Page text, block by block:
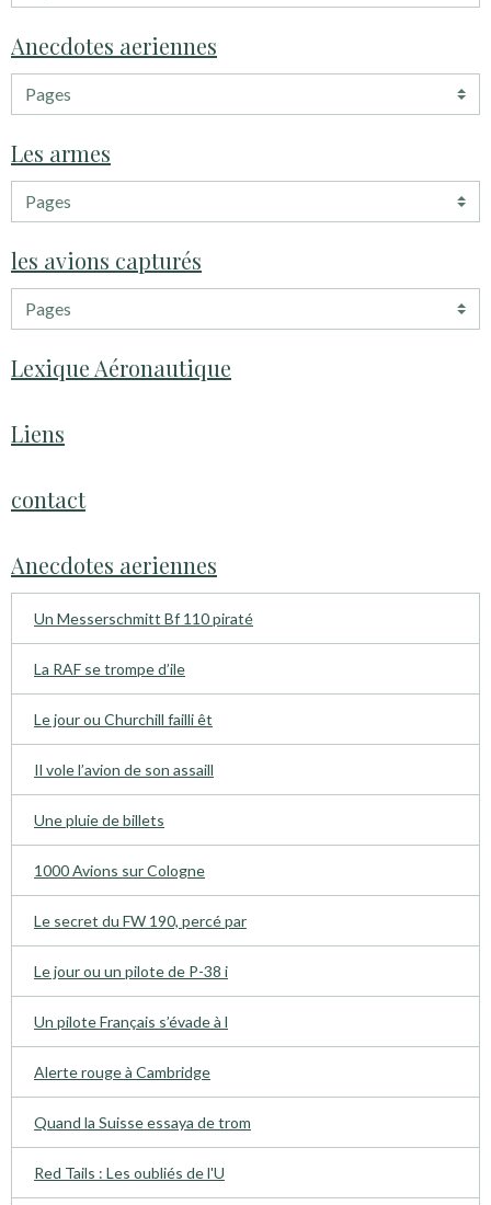
Anecdotes aeriennes
Les armes
les avions capturés
Lexique Aéronautique
Liens
contact
Anecdotes aeriennes
Un Messerschmitt Bf 110 piraté
La RAF se trompe d’ile
Le jour ou Churchill failli êt
Il vole l’avion de son assaill
Une pluie de billets
1000 Avions sur Cologne
Le secret du FW 190, percé par
Le jour ou un pilote de P-38 i
Un pilote Français s’évade à l
Alerte rouge à Cambridge
Quand la Suisse essaya de trom
Red Tails : Les oubliés de l'U